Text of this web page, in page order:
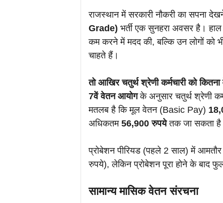
राजस्थान में सरकारी नौकरी का सपना
Grade) भर्ती एक सुनहरा अवसर है। हाल
कम करने में मदद की, बल्कि उन लोगों को
चाहते हैं।
तो आखिर चतुर्थ श्रेणी कर्मचारी को
7वें वेतन आयोगके अनुसार चतुर्थ श्रेणी
मतलब है कि मूल वेतन (Basic Pay)
अधिकतम 56,900 रुपयेतक जा सकता
प्रोबेशन पीरियड (पहले 2 साल) में
रुपये), लेकिन प्रोबेशन पूरा होने के बाद
सामान्य मासिक वेतन संरचना